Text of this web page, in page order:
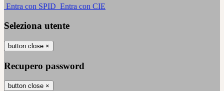
Entra con SPID Entra con CIE
Seleziona utente
button close ×
Recupero password
button close ×